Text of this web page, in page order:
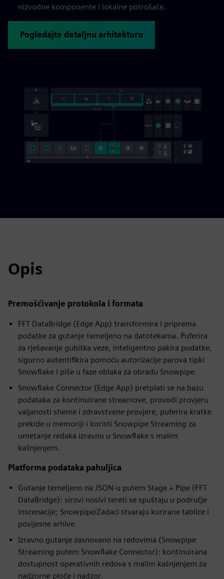
nizvodne komponente i lokalne potrošače.
Pogledajte detaljnu arhitekturu
Opis
Premošćivanje protokola i formata
FFT DataBridge (Edge App) transformira i priprema
podatke za gutanje temeljeno na datotekama. Puferira
za rješavanje gubitka veze, inteligentno pakira podatke,
sigurno autentifikira pomoću autorizacije parova tipki
Snowflake i piše u faze oblaka za obradu Snowpipe.
Snowflake Connector (Edge App) pretplati se na bazu
podataka za kontinuirane streamove, provodi provjeru
valjanosti sheme i zdravstvene provjere, puferira kratke
prekide u memoriji i koristi Snowpipe Streaming za
umetanje redaka izravno u Snowflake s malim
kašnjenjem.
Platforma podataka pahuljica
Gutanje temeljeno na JSON-u putem Stage + Pipe (FFT
DataBridge): sirovi nosivi tereti se spuštaju u područje
inscenacije; Snowpipe/Zadaci stvaraju kurirane tablice i
povijesne arhive.
Izravno gutanje zasnovano na redovima (Snowpipe
Streaming putem Snowflake Connector): kontinuirana
dostupnost operativnih redova s malim kašnjenjem za
nadzorne ploče i nadzor.